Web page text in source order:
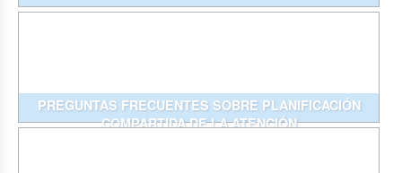
PREGUNTAS FRECUENTES SOBRE PLANIFICACIÓN
COMPARTIDA DE LA ATENCIÓN